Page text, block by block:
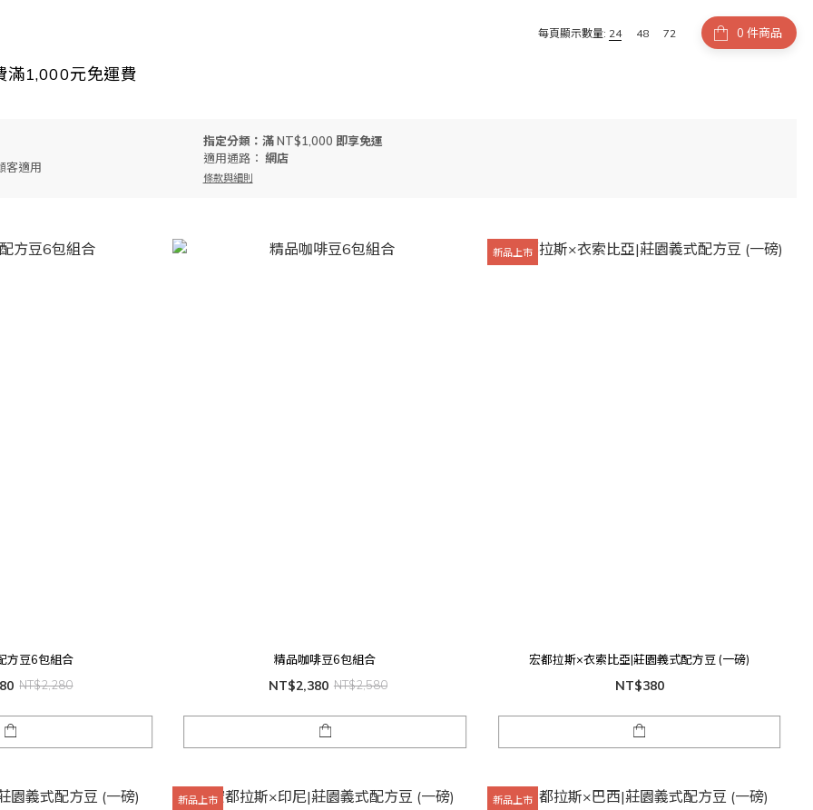
件商品
滿1,000元免運費
每頁顯示數量: 24 48 72
客適用
指定分類：滿 NT$1,000 即享免運
適用通路： 網店
條款與細則
方豆6包組合
NT$2,280
精品咖啡豆6包組合
NT$2,380 NT$2,580
新品上市
宏都拉斯×衣索比亞|莊園義式配方豆 (一磅)
NT$380
新品上市 新品上市